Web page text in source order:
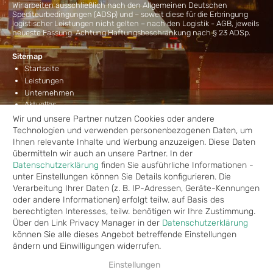
Wir arbeiten ausschließlich nach den Allgemeinen Deutschen
Spediteurbedingungen (ADSp) und – soweit diese für die Erbringung
logistischer Leistungen nicht gelten – nach den Logistik - AGB, jeweils
neueste Fassung. Achtung Haftungsbeschränkung nach § 23 ADSp.
Sitemap
Startseite
Leistungen
Unternehmen
Aktuelles
Kontakt
Leistungen
Seefracht
Luftfracht
Landtransporte
Lagerung
Projekte
Verzollung
Wir und unsere Partner nutzen Cookies oder andere
Technologien und verwenden personenbezogenen Daten, um
Ihnen relevante Inhalte und Werbung anzuzeigen. Diese Daten
übermitteln wir auch an unsere Partner. In der
Datenschutzerklärung finden Sie ausführliche Informationen -
unter Einstellungen können Sie Details konfigurieren. Die
Verarbeitung Ihrer Daten (z. B. IP-Adressen, Geräte-Kennungen
oder andere Informationen) erfolgt teilw. auf Basis des
berechtigten Interesses, teilw. benötigen wir Ihre Zustimmung.
Über den Link Privacy Manager in der Datenschutzerklärung
können Sie alle dieses Angebot betreffende Einstellungen
ändern und Einwilligungen widerrufen.
Einstellungen